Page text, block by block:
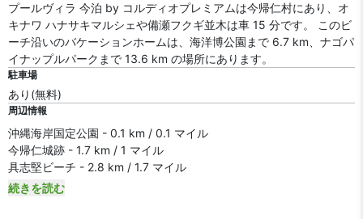
プールヴィラ 今泊 by コルディオプレミアムは今帰仁村にあり、オ
キナワ ハナサキマルシェや備瀬フクギ並木は車 15 分です。 このビ
ーチ沿いのバケーションホームは、海洋博公園まで 6.7 km、ナゴパ
イナップルパークまで 13.6 km の場所にあります。
駐車場
あり(無料)
周辺情報
沖縄海岸国定公園 - 0.1 km / 0.1 マイル
今帰仁城跡 - 1.7 km / 1 マイル
具志堅ビーチ - 2.8 km / 1.7 マイル
続きを読む